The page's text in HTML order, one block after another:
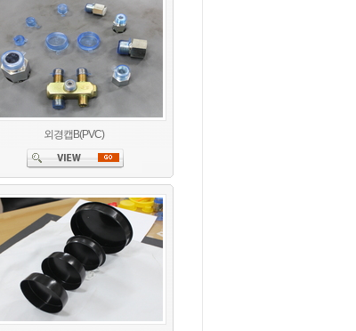
외경캡B(PVC)